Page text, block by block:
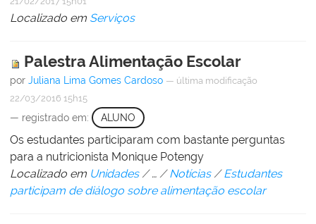
Localizado em Serviços
Palestra Alimentação Escolar
por Juliana Lima Gomes Cardoso — última modificação
22/03/2016 15h15
— registrado em: ALUNO
Os estudantes participaram com bastante perguntas
para a nutricionista Monique Potengy
Localizado em Unidades /… /Notícias /Estudantes
participam de diálogo sobre alimentação escolar